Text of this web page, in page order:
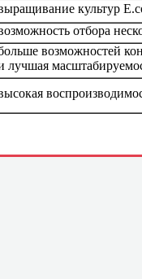
культур
отбора
возможностей
лучшая